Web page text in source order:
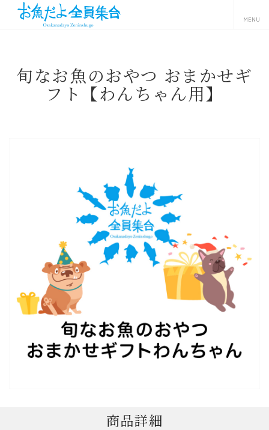
旬なお魚のおやつ おまかせギ
フト【わんちゃん用】
商品詳細